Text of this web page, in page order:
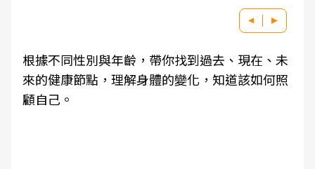
根據不同性別與年齡，帶你找到過去、現在、未
來的健康節點，理解身體的變化，知道該如何照
顧自己。